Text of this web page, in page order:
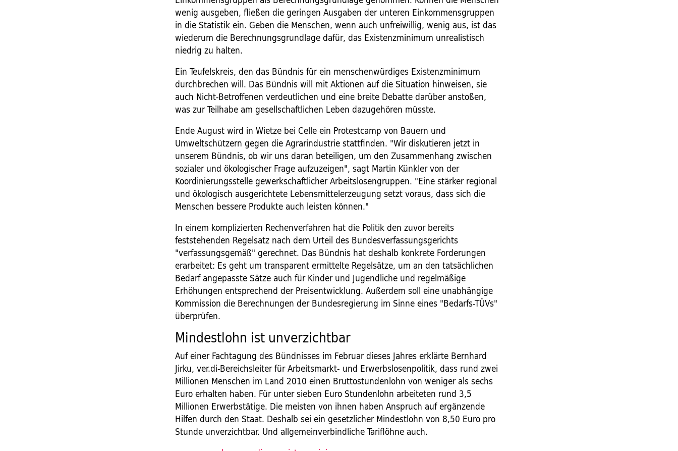
wenig ausgeben, fließen die geringen Ausgaben der unteren Einkommensgruppen
in die Statistik ein. Geben die Menschen, wenn auch unfreiwillig, wenig aus, ist das
wiederum die Berechnungsgrundlage dafür, das Existenzminimum unrealistisch
niedrig zu halten.
Ein Teufelskreis, den das Bündnis für ein menschenwürdiges Existenzminimum
durchbrechen will. Das Bündnis will mit Aktionen auf die Situation hinweisen, sie
auch Nicht-Betroffenen verdeutlichen und eine breite Debatte darüber anstoßen,
was zur Teilhabe am gesellschaftlichen Leben dazugehören müsste.
Ende August wird in Wietze bei Celle ein Protestcamp von Bauern und
Umweltschützern gegen die Agrarindustrie stattfinden. "Wir diskutieren jetzt in
unserem Bündnis, ob wir uns daran beteiligen, um den Zusammenhang zwischen
sozialer und ökologischer Frage aufzuzeigen", sagt Martin Künkler von der
Koordinierungsstelle gewerkschaftlicher Arbeitslosengruppen. "Eine stärker regional
und ökologisch ausgerichtete Lebensmittelerzeugung setzt voraus, dass sich die
Menschen bessere Produkte auch leisten können."
In einem komplizierten Rechenverfahren hat die Politik den zuvor bereits
feststehenden Regelsatz nach dem Urteil des Bundesverfassungsgerichts
"verfassungsgemäß" gerechnet. Das Bündnis hat deshalb konkrete Forderungen
erarbeitet: Es geht um transparent ermittelte Regelsätze, um an den tatsächlichen
Bedarf angepasste Sätze auch für Kinder und Jugendliche und regelmäßige
Erhöhungen entsprechend der Preisentwicklung. Außerdem soll eine unabhängige
Kommission die Berechnungen der Bundesregierung im Sinne eines "Bedarfs-TÜVs"
überprüfen.
Mindestlohn ist unverzichtbar
Auf einer Fachtagung des Bündnisses im Februar dieses Jahres erklärte Bernhard
Jirku, ver.di-Bereichsleiter für Arbeitsmarkt- und Erwerbslosenpolitik, dass rund zwei
Millionen Menschen im Land 2010 einen Bruttostundenlohn von weniger als sechs
Euro erhalten haben. Für unter sieben Euro Stundenlohn arbeiteten rund 3,5
Millionen Erwerbstätige. Die meisten von ihnen haben Anspruch auf ergänzende
Hilfen durch den Staat. Deshalb sei ein gesetzlicher Mindestlohn von 8,50 Euro pro
Stunde unverzichtbar. Und allgemeinverbindliche Tariflöhne auch.